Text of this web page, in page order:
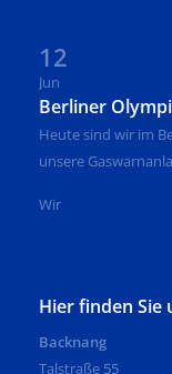
12
Jun
Berliner
Heute sind wir im
unsere
Wir
Hier finden Sie
Backnang
Talstraße 55